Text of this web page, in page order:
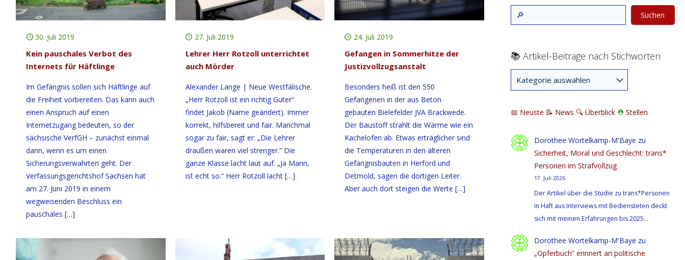
30. Juli 2019
Kein pauschales Verbot des
Internets für Häftlinge
Im Gefängnis sollen sich Häftlinge auf
die Freiheit vorbereiten. Das kann auch
einen Anspruch auf einen
Internetzugang bedeuten, so der
sächsische VerfGH – zunächst einmal
dann, wenn es um einen
Sicherungsverwahrten geht. Der
Verfassungsgerichtshof Sachsen hat
am 27. Juni 2019 in einem
wegweisenden Beschluss ein
pauschales […]
27. Juli 2019
Lehrer Herr Rotzoll unterrichtet
auch Mörder
Alexander Lange | Neue Westfälische.
„Herr Rotzoll ist ein richtig Guter“
findet Jakob (Name geändert). Immer
korrekt, hilfsbereit und fair. Manchmal
sogar zu fair, sagt er: „Die Lehrer
draußen waren viel strenger.“ Die
ganze Klasse lacht laut auf. „Ja Mann,
ist echt so.“ Herr Rotzoll lacht[…]
24. Juli 2019
Gefangen in Sommerhitze der
Justizvollzugsanstalt
Besonders heiß ist den 550
Gefangenen in der aus Beton
gebauten Bielefelder JVA Brackwede.
Der Baustoff strahlt die Wärme wie ein
Kachelofen ab. Etwas erträglicher sind
die Temperaturen in den älteren
Gefängnisbauten in Herford und
Detmold, sagen die dortigen Leiter.
Aber auch dort steigen die Werte […]
Suchen
📚 Artikel-Beiträge nach Stichworten
📅 Neuste 📝 News 🔍 Überblick ⛑ Stellen
Dorothee Wortelkamp-M'Baye zu
Sicherheit, Moral und Geschlecht: trans*
Personen im Strafvollzug
17. Juli 2026
Der Artikel über die Studie zu trans*Personen
in Haft aus Interviews mit Bediensteten deckt
sich mit meinen Erfahrungen bis 2025…
Dorothee Wortelkamp-M'Baye zu
„Opferbuch“ erinnert an politische